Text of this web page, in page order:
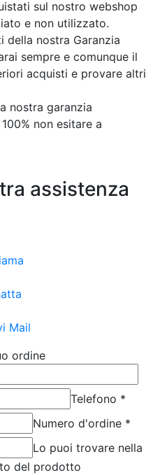
sul nostro webshop
e non utilizzato.
della nostra Garanzia
sempre e comunque il
acquisti e provare altri
nostra garanzia
non esitare a
assistenza
Mail
ordine
Telefono *
Numero d'ordine *
Lo puoi trovare nella
del prodotto